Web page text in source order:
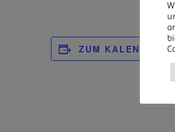
ZUM KALENDER